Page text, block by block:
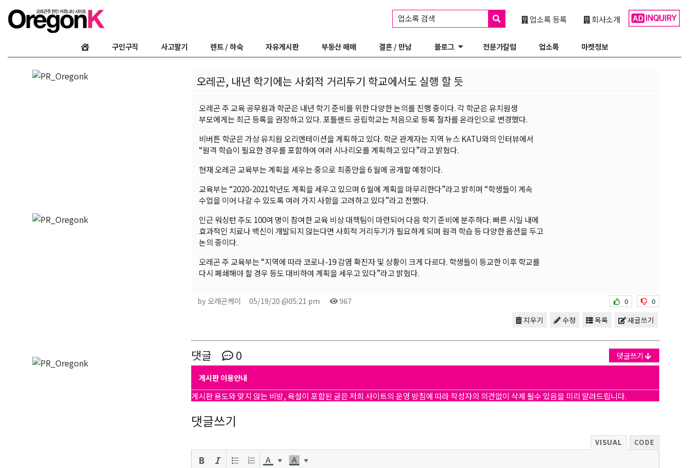
회사소개
업소록 등록
업소록 검색
구인구직 사고팔기 렌트 / 하숙 자유게시판 부동산 매매 결혼 / 만남 블로그 전문가칼럼 업소록 마켓정보
오레곤, 내년 학기에는 사회적 거리두기 학교에서도 실행 할 듯
오레곤 주 교육 공무원과 학군은 내년 학기 준비를 위한 다양한 논의를 진행 중이다. 각 학군은 유치원생
부모에게는 최근 등록을 권장하고 있다. 포틀랜드 공립학교는 처음으로 등록 절차를 온라인으로 변경했다.
비버튼 학군은 가상 유치원 오리엔테이션을 계획하고 있다. 학군 관계자는 지역 뉴스 KATU와의 인터뷰에서
“원격 학습이 필요한 경우를 포함하여 여러 시나리오를 계획하고 있다”라고 밝혔다.
현재 오레곤 교육부는 계획을 세우는 중으로 최종안을 6 월에 공개할 예정이다.
교육부는 “2020-2021학년도 계획을 세우고 있으며 6 월에 계획을 마무리한다”라고 밝히며 “학생들이 계속
수업을 이어 나갈 수 있도록 여러 가지 사항을 고려하고 있다”라고 전했다.
인근 워싱턴 주도 100여 명이 참여한 교육 비상 대책팀이 마련되어 다음 학기 준비에 분주하다. 빠른 시일 내에
효과적인 치료나 백신이 개발되지 않는다면 사회적 거리두기가 필요하게 되며 원격 학습 등 다양한 옵션을 두고
논의 중이다.
오레곤 주 교육부는 “지역에 따라 코로나-19 감염 확진자 및 상황이 크게 다르다. 학생들이 등교한 이후 학교를
다시 폐쇄해야 할 경우 등도 대비하여 계획을 세우고 있다”라고 밝혔다.
by 오레곤케이 05/19/20 @05:21 pm 967 0 0
새글쓰기
목록
수정
지우기
댓글 0 댓글쓰기
게시판 이용안내
게시판 용도와 맞지 않는 비방, 욕설이 포함된 글은 저희 사이트의 운영 방침에 따라 작성자의 의견없이 삭제 될수 있음을 미리 알려드립니다.
댓글쓰기
VISUAL CODE